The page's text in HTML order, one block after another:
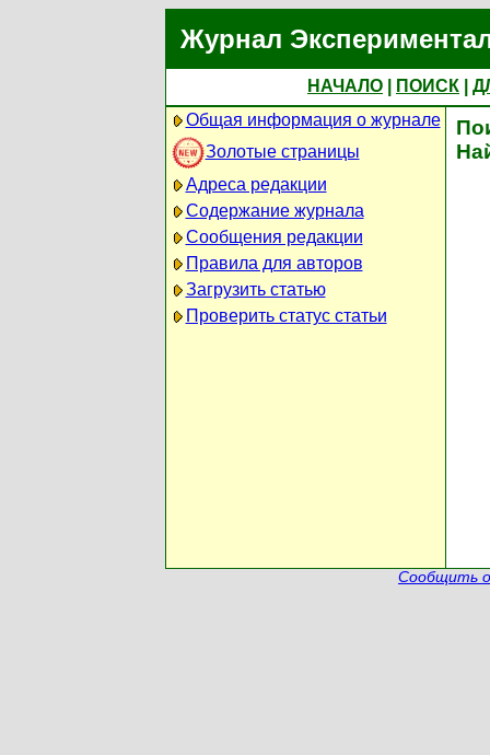
Журнал
НАЧАЛО ПОИСК
Общая информация о журнале
Золотые страницы
Адреса редакции
Содержание журнала
Сообщения редакции
Правила для авторов
Загрузить статью
Проверить статус статьи
Сообщить о